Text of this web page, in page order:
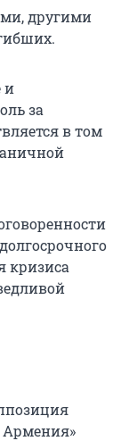
другими
и
за
в том
кризиса